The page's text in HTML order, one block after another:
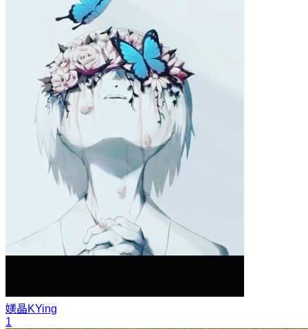
媄晶KYing
1